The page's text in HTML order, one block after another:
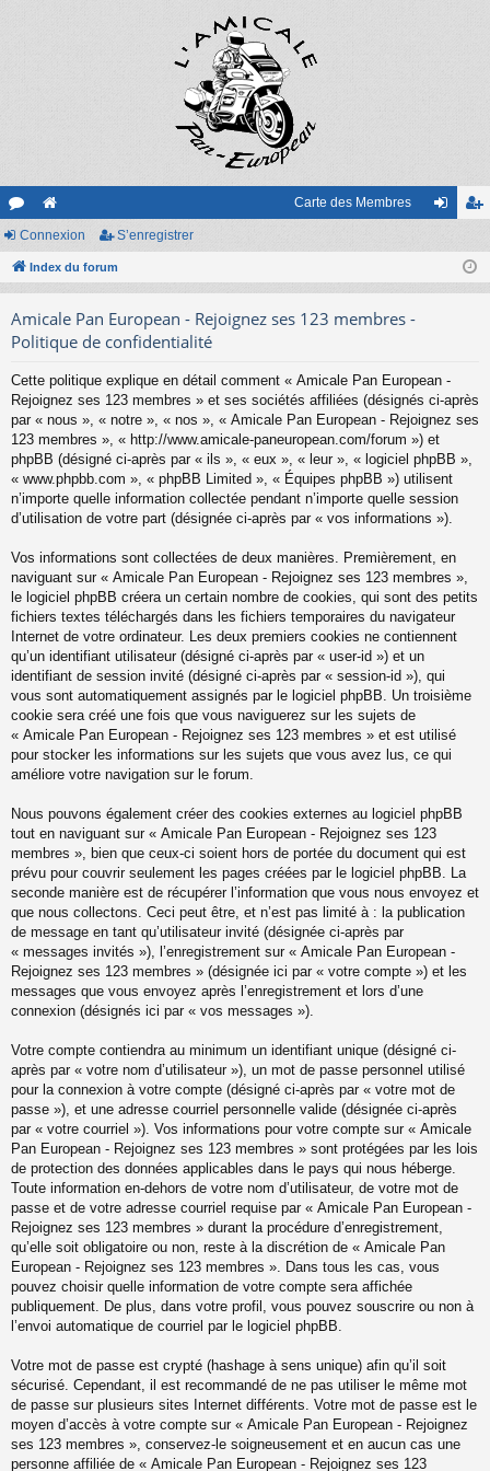
or
u
s
e
sit
Carte des Membres
nr
r
Connexion S’enregistrer
Index du forum
Amicale Pan European - Rejoignez ses 123 membres -
Politique de confidentialité
Cette politique explique en détail comment « Amicale Pan European -
Rejoignez ses 123 membres » et ses sociétés affiliées (désignés ci-après
par « nous », « notre », « nos », « Amicale Pan European - Rejoignez ses
123 membres », « http://www.amicale-paneuropean.com/forum ») et
phpBB (désigné ci-après par « ils », « eux », « leur », « logiciel phpBB »,
« www.phpbb.com », « phpBB Limited », « Équipes phpBB ») utilisent
n’importe quelle information collectée pendant n’importe quelle session
d’utilisation de votre part (désignée ci-après par « vos informations »).
Vos informations sont collectées de deux manières. Premièrement, en
naviguant sur « Amicale Pan European - Rejoignez ses 123 membres »,
le logiciel phpBB créera un certain nombre de cookies, qui sont des petits
fichiers textes téléchargés dans les fichiers temporaires du navigateur
Internet de votre ordinateur. Les deux premiers cookies ne contiennent
qu’un identifiant utilisateur (désigné ci-après par « user-id ») et un
identifiant de session invité (désigné ci-après par « session-id »), qui
vous sont automatiquement assignés par le logiciel phpBB. Un troisième
cookie sera créé une fois que vous naviguerez sur les sujets de
« Amicale Pan European - Rejoignez ses 123 membres » et est utilisé
pour stocker les informations sur les sujets que vous avez lus, ce qui
améliore votre navigation sur le forum.
Nous pouvons également créer des cookies externes au logiciel phpBB
tout en naviguant sur « Amicale Pan European - Rejoignez ses 123
membres », bien que ceux-ci soient hors de portée du document qui est
prévu pour couvrir seulement les pages créées par le logiciel phpBB. La
seconde manière est de récupérer l’information que vous nous envoyez et
que nous collectons. Ceci peut être, et n’est pas limité à : la publication
de message en tant qu’utilisateur invité (désignée ci-après par
« messages invités »), l’enregistrement sur « Amicale Pan European -
Rejoignez ses 123 membres » (désignée ici par « votre compte ») et les
messages que vous envoyez après l’enregistrement et lors d’une
connexion (désignés ici par « vos messages »).
Votre compte contiendra au minimum un identifiant unique (désigné ci-
après par « votre nom d’utilisateur »), un mot de passe personnel utilisé
pour la connexion à votre compte (désigné ci-après par « votre mot de
passe »), et une adresse courriel personnelle valide (désignée ci-après
par « votre courriel »). Vos informations pour votre compte sur « Amicale
Pan European - Rejoignez ses 123 membres » sont protégées par les lois
de protection des données applicables dans le pays qui nous héberge.
Toute information en-dehors de votre nom d’utilisateur, de votre mot de
passe et de votre adresse courriel requise par « Amicale Pan European -
Rejoignez ses 123 membres » durant la procédure d’enregistrement,
qu’elle soit obligatoire ou non, reste à la discrétion de « Amicale Pan
European - Rejoignez ses 123 membres ». Dans tous les cas, vous
pouvez choisir quelle information de votre compte sera affichée
publiquement. De plus, dans votre profil, vous pouvez souscrire ou non à
l’envoi automatique de courriel par le logiciel phpBB.
Votre mot de passe est crypté (hashage à sens unique) afin qu’il soit
sécurisé. Cependant, il est recommandé de ne pas utiliser le même mot
de passe sur plusieurs sites Internet différents. Votre mot de passe est le
moyen d’accès à votre compte sur « Amicale Pan European - Rejoignez
ses 123 membres », conservez-le soigneusement et en aucun cas une
personne affiliée de « Amicale Pan European - Rejoignez ses 123